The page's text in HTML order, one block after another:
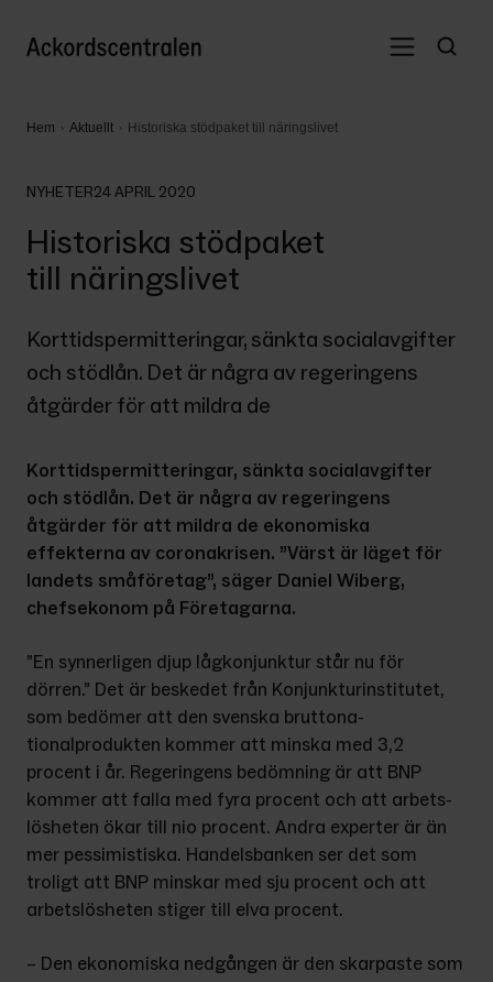
Hem Aktuellt Historiska stödpaket till näringslivet
NYHETER24 APRIL 2020
Historiska stödpaket
till näringslivet
Korttidspermitteringar, sänkta socialavgifter
och stödlån. Det är några av regeringens
åtgärder för att mildra de
Korttidspermitteringar, sänkta socialavgifter
och stödlån. Det är några av regeringens
åtgärder för att mildra de ekonomiska
effekterna av coronakrisen. ”Värst är läget för
landets småföretag”, säger Daniel Wiberg,
chefsekonom på Företagarna.
”En synnerligen djup lågkonjunktur står nu för
dörren.” Det är beske­det från Konjunkturinstitutet,
som bedömer att den svenska bruttona­
tionalprodukten kommer att minska med 3,2
procent i år. Regeringens bedömning är att BNP
kommer att falla med fyra procent och att arbets­
lösheten ökar till nio procent. Andra experter är än
mer pessimistiska. Handelsbanken ser det som
troligt att BNP minskar med sju procent och att
arbetslösheten stiger till elva procent.
– Den ekonomiska nedgången är den skarpaste som